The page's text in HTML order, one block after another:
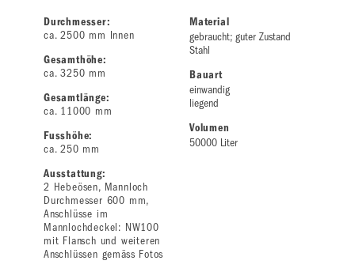
Durchmesser:
ca. 2500 mm Innen
Gesamthöhe:
ca. 3250 mm
Gesamtlänge:
ca. 11000 mm
Fusshöhe:
ca. 250 mm
Ausstattung:
2 Hebeösen, Mannloch
Durchmesser 600 mm,
Anschlüsse im
Mannlochdeckel: NW100
mit Flansch und weiteren
Anschlüssen gemäss Fotos
Material
gebraucht; guter Zustand
Stahl
Bauart
einwandig
liegend
Volumen
50000 Liter